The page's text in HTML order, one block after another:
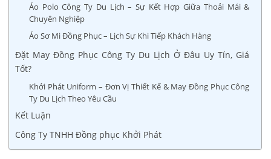
Áo Polo Công Ty Du Lịch – Sự Kết Hợp Giữa Thoải Mái &
Chuyên Nghiệp
Áo Sơ Mi Đồng Phục – Lịch Sự Khi Tiếp Khách Hàng
Đặt May Đồng Phục Công Ty Du Lịch Ở Đâu Uy Tín, Giá
Tốt?
Khởi Phát Uniform – Đơn Vị Thiết Kế & May Đồng Phục Công
Ty Du Lịch Theo Yêu Cầu
Kết Luận
Công Ty TNHH Đồng phục Khởi Phát